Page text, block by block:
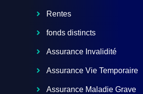
Rentes
fonds distincts
Assurance Invalidité
Assurance Vie Temporaire
Assurance Maladie Grave